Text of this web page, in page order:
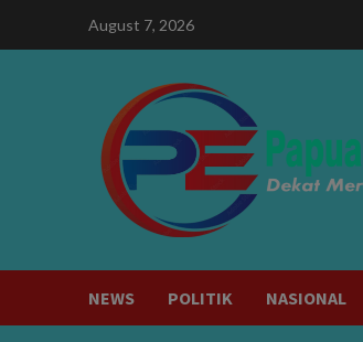
August 7, 2026
NEWS POLITIK NASIONAL